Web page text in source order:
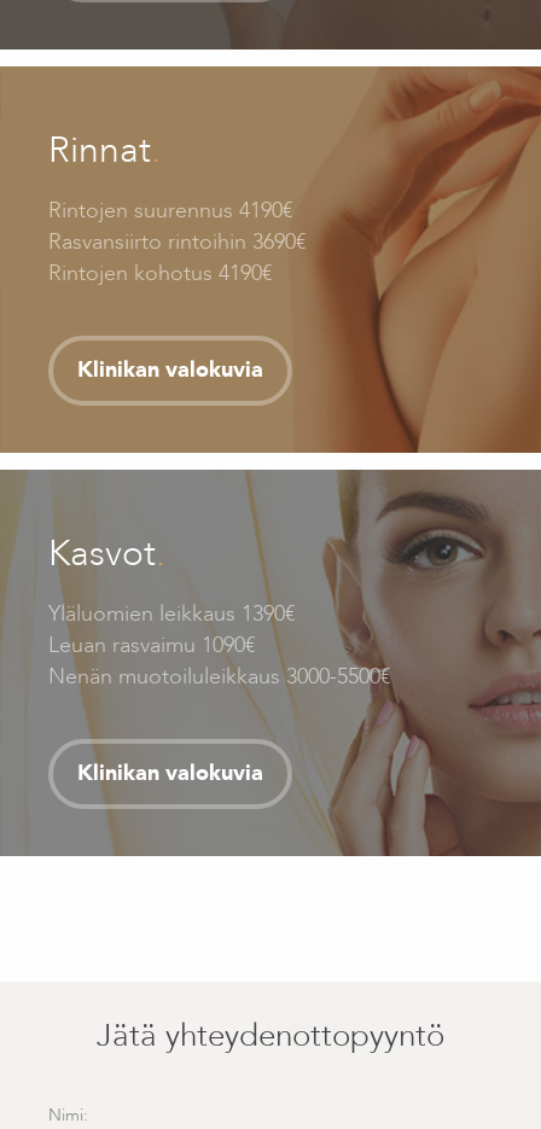
Rinnat.
Rintojen suurennus 4190€
Rasvansiirto rintoihin 3690€
Rintojen kohotus 4190€
Klinikan valokuvia
Kasvot.
Yläluomien leikkaus 1390€
Leuan rasvaimu 1090€
Nenän muotoiluleikkaus 3000-5500€
Klinikan valokuvia
Jätä yhteydenottopyyntö
Nimi: